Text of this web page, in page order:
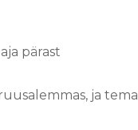
pärast
ja tema